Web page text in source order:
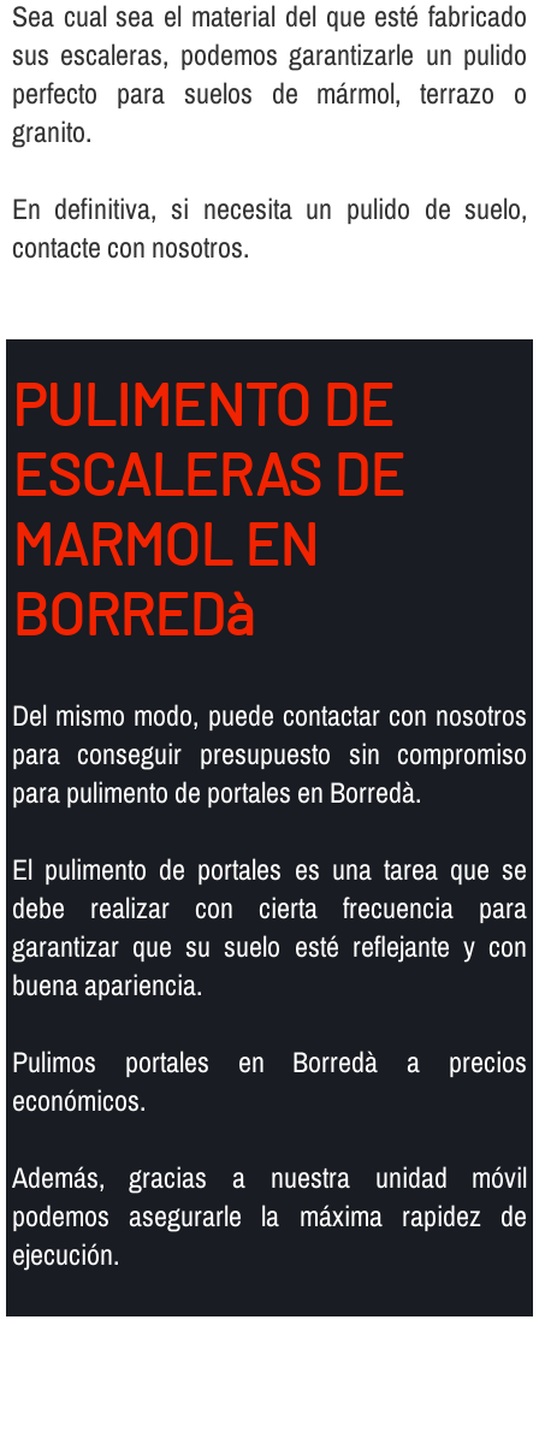
Sea cual sea el material del que esté fabricado
sus escaleras, podemos garantizarle un pulido
perfecto para suelos de mármol, terrazo o
granito.
En definitiva, si necesita un pulido de suelo,
contacte con nosotros.
PULIMENTO DE
ESCALERAS DE
MARMOL EN
BORREDà
Del mismo modo, puede contactar con nosotros
para conseguir presupuesto sin compromiso
para pulimento de portales en Borredà.
El pulimento de portales es una tarea que se
debe realizar con cierta frecuencia para
garantizar que su suelo esté reflejante y con
buena apariencia.
Pulimos portales en Borredà a precios
económicos.
Además, gracias a nuestra unidad móvil
podemos asegurarle la máxima rapidez de
ejecución.